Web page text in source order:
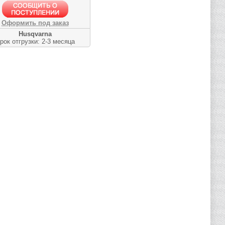
Оформить под заказ
Husqvarna
отгрузки: 2-3 месяца